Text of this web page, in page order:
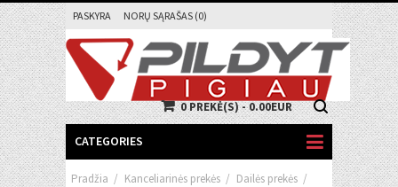
PASKYRA NORŲ SĄRAŠAS (0)
0 PREKĖ(S) - 0.00EUR
CATEGORIES
Pradžia / Kanceliarinės prekės / Dailės prekės /